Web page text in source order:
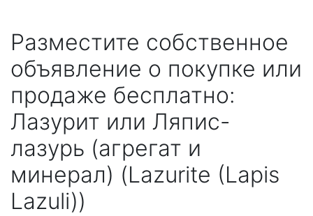
Разместите собственное
объявление о покупке или
продаже бесплатно:
Лазурит или Ляпис-
лазурь (агрегат и
минерал) (Lazurite (Lapis
Lazuli))